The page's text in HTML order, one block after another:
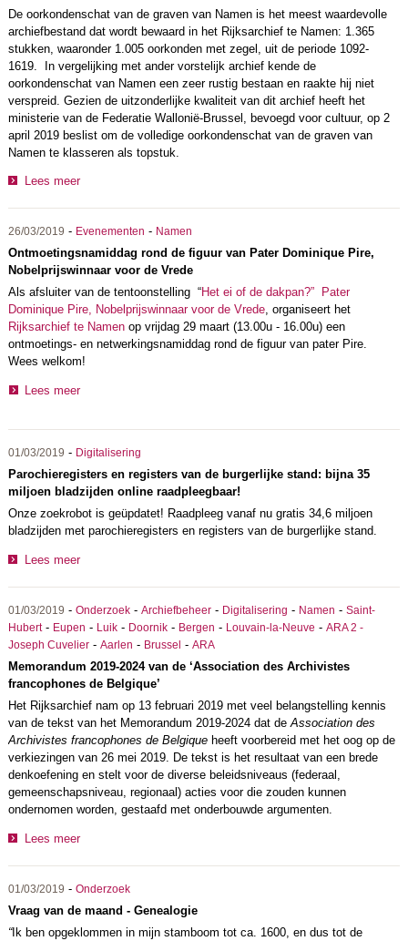
De oorkondenschat van de graven van Namen is het meest waardevolle
archiefbestand dat wordt bewaard in het Rijksarchief te Namen: 1.365
stukken, waaronder 1.005 oorkonden met zegel, uit de periode 1092-
1619. In vergelijking met ander vorstelijk archief kende de
oorkondenschat van Namen een zeer rustig bestaan en raakte hij niet
verspreid. Gezien de uitzonderlijke kwaliteit van dit archief heeft het
ministerie van de Federatie Wallonië-Brussel, bevoegd voor cultuur, op 2
april 2019 beslist om de volledige oorkondenschat van de graven van
Namen te klasseren als topstuk.
Lees meer
26/03/2019 - Evenementen - Namen
Ontmoetingsnamiddag rond de figuur van Pater Dominique Pire,
Nobelprijswinnaar voor de Vrede
Als afsluiter van de tentoonstelling “Het ei of de dakpan?” Pater
Dominique Pire, Nobelprijswinnaar voor de Vrede, organiseert het
Rijksarchief te Namenop vrijdag 29 maart (13.00u - 16.00u) een
ontmoetings- en netwerkingsnamiddag rond de figuur van pater Pire.
Wees welkom!
Lees meer
01/03/2019 - Digitalisering
Parochieregisters en registers van de burgerlijke stand: bijna 35
miljoen bladzijden online raadpleegbaar!
Onze zoekrobot is geüpdatet! Raadpleeg vanaf nu gratis 34,6 miljoen
bladzijden met parochieregisters en registers van de burgerlijke stand.
Lees meer
01/03/2019 - Onderzoek- Archiefbeheer- Digitalisering - Namen - Saint-
Hubert- Eupen - Luik- Doornik- Bergen - Louvain-la-Neuve - ARA 2 -
Joseph Cuvelier- Aarlen - Brussel - ARA
Memorandum 2019-2024 van de ‘Association des Archivistes
francophones de Belgique’
Het Rijksarchief nam op 13 februari 2019 met veel belangstelling kennis
van de tekst van het Memorandum 2019-2024 dat de Association des
Archivistes francophones de Belgiqueheeft voorbereid met het oog op de
verkiezingen van 26 mei 2019. De tekst is het resultaat van een brede
denkoefening en stelt voor de diverse beleidsniveaus (federaal,
gemeenschapsniveau, regionaal) acties voor die zouden kunnen
ondernomen worden, gestaafd met onderbouwde argumenten.
Lees meer
01/03/2019 - Onderzoek
Vraag van de maand - Genealogie
“Ik ben opgeklommen in mijn stamboom tot ca. 1600, en dus tot de